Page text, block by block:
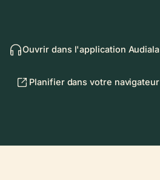
Ouvrir dans l'application Audiala
Planifier dans votre navigateur